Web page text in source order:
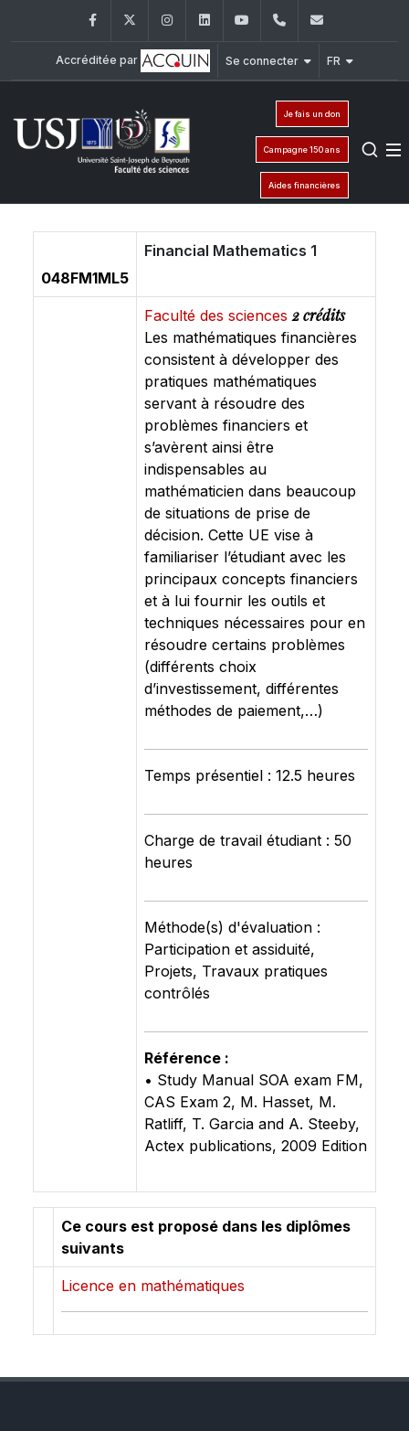
FacebookTwitter InstagramLinkedInYouTube+961 (1) 421 368
Accréditée par Se connecter FR
Je fais un don
Campagne 150 ans
Aides financières
048FM1ML5
Financial Mathematics 1
Faculté des sciences2 crédits
Les mathématiques financières
consistent à développer des
pratiques mathématiques
servant à résoudre des
problèmes financiers et
s’avèrent ainsi être
indispensables au
mathématicien dans beaucoup
de situations de prise de
décision. Cette UE vise à
familiariser l’étudiant avec les
principaux concepts financiers
et à lui fournir les outils et
techniques nécessaires pour en
résoudre certains problèmes
(différents choix
d’investissement, différentes
méthodes de paiement,…)
Temps présentiel : 12.5 heures
Charge de travail étudiant : 50
heures
Méthode(s) d'évaluation :
Participation et assiduité,
Projets, Travaux pratiques
contrôlés
Référence :
• Study Manual SOA exam FM,
CAS Exam 2, M. Hasset, M.
Ratliff, T. Garcia and A. Steeby,
Actex publications, 2009 Edition
Ce cours est proposé dans les diplômes
suivants
Licence en mathématiques